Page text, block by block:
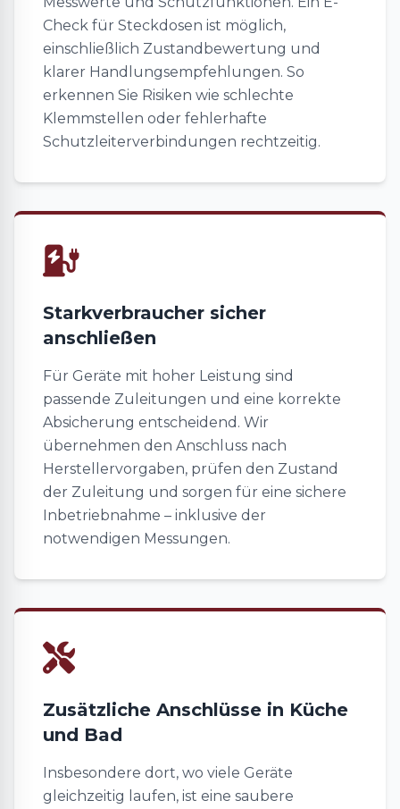
Check für Steckdosen ist möglich,
einschließlich Zustandbewertung und
klarer Handlungsempfehlungen. So
erkennen Sie Risiken wie schlechte
Klemmstellen oder fehlerhafte
Schutzleiterverbindungen rechtzeitig.
Starkverbraucher sicher
anschließen
Für Geräte mit hoher Leistung sind
passende Zuleitungen und eine korrekte
Absicherung entscheidend. Wir
übernehmen den Anschluss nach
Herstellervorgaben, prüfen den Zustand
der Zuleitung und sorgen für eine sichere
Inbetriebnahme – inklusive der
notwendigen Messungen.
Zusätzliche Anschlüsse in Küche
und Bad
Insbesondere dort, wo viele Geräte
gleichzeitig laufen, ist eine saubere